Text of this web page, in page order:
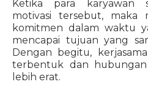
Ketika para karyawan
motivasi tersebut, maka
komitmen dalam waktu
mencapai tujuan yang
Dengan begitu,
terbentuk dan hubungan
lebih erat.